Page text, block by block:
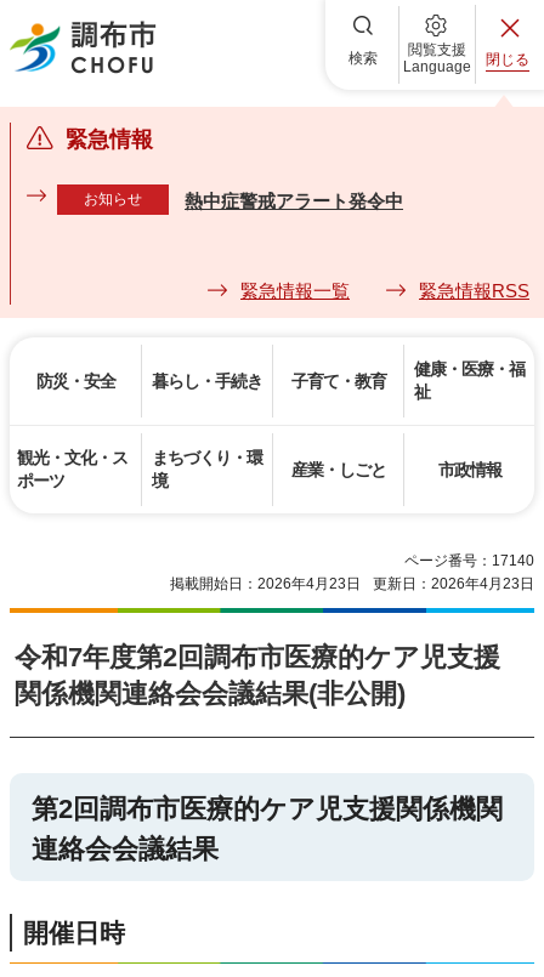
調布市 検索
閲覧支援
Language
閉じる
緊急情報
お知らせ 熱中症警戒アラート発令中
緊急情報一覧 緊急情報RSS
防災・安全 暮らし・手続き 子育て・教育
健康・医療・福
祉
観光・文化・ス
ポーツ
まちづくり・環
境
産業・しごと 市政情報
ページ番号：17140
掲載開始日：2026年4月23日
更新日：2026年4月23日
令和7年度第2回調布市医療的ケア児支援
関係機関連絡会会議結果(非公開)
第2回調布市医療的ケア児支援関係機関
連絡会会議結果
開催日時